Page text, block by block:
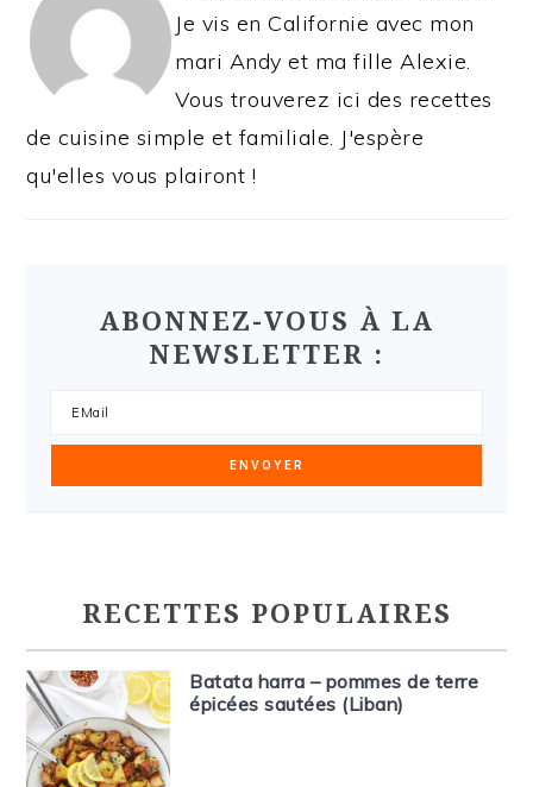
Je vis en Californie avec mon
mari Andy et ma fille Alexie.
Vous trouverez ici des recettes
de cuisine simple et familiale. J'espère
qu'elles vous plairont !
ABONNEZ-VOUS À LA
NEWSLETTER :
RECETTES POPULAIRES
Batata harra – pommes de terre
épicées sautées (Liban)